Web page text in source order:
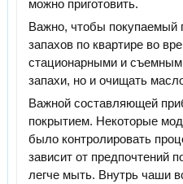
можно приготовить.
Важно, чтобы покупаемый
запахов по квартире во
стационарными и
запахи, но и очищать
Важной составляющей
покрытием. Некоторые
было контролировать
зависит от предпочтений
легче мыть. Внутрь чаши